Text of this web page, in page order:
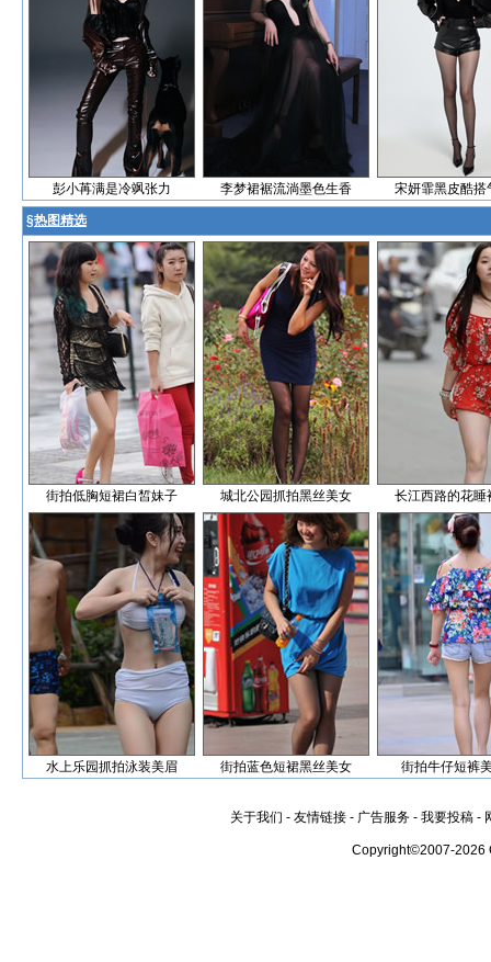
彭小苒满是冷飒张力 李梦裙裾流淌墨色生香 宋妍霏黑皮酷搭
§热图精选
街拍低胸短裙白皙妹子 城北公园抓拍黑丝美女 长江西路的花睡
水上乐园抓拍泳装美眉 街拍蓝色短裙黑丝美女 街拍牛仔短裤
关于我们 - 友情链接 - 广告服务 - 我要投稿 -
Copyright©2007-2026